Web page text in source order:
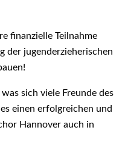
finanzielle Teilnahme
der jugenderzieherischen
sich viele Freunde des
einen erfolgreichen und
Hannover auch in